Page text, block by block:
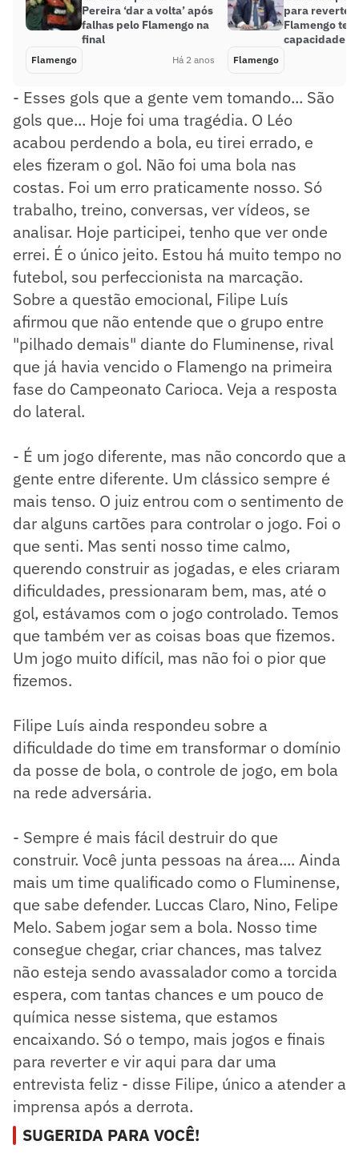
Pereira ‘dar a volta’ após
falhas pelo Flamengo na
final
Flamengo Há 2 anos
para reverter:
Flamengo
capacidade
Flamengo
- Esses gols que a gente vem tomando... São
gols que... Hoje foi uma tragédia. O Léo
acabou perdendo a bola, eu tirei errado, e
eles fizeram o gol. Não foi uma bola nas
costas. Foi um erro praticamente nosso. Só
trabalho, treino, conversas, ver vídeos, se
analisar. Hoje participei, tenho que ver onde
errei. É o único jeito. Estou há muito tempo no
futebol, sou perfeccionista na marcação.
Sobre a questão emocional, Filipe Luís
afirmou que não entende que o grupo entre
"pilhado demais" diante do Fluminense, rival
que já havia vencido o Flamengo na primeira
fase do Campeonato Carioca. Veja a resposta
do lateral.
- É um jogo diferente, mas não concordo que a
gente entre diferente. Um clássico sempre é
mais tenso. O juiz entrou com o sentimento de
dar alguns cartões para controlar o jogo. Foi o
que senti. Mas senti nosso time calmo,
querendo construir as jogadas, e eles criaram
dificuldades, pressionaram bem, mas, até o
gol, estávamos com o jogo controlado. Temos
que também ver as coisas boas que fizemos.
Um jogo muito difícil, mas não foi o pior que
fizemos.
Filipe Luís ainda respondeu sobre a
dificuldade do time em transformar o domínio
da posse de bola, o controle de jogo, em bola
na rede adversária.
- Sempre é mais fácil destruir do que
construir. Você junta pessoas na área.... Ainda
mais um time qualificado como o Fluminense,
que sabe defender. Luccas Claro, Nino, Felipe
Melo. Sabem jogar sem a bola. Nosso time
consegue chegar, criar chances, mas talvez
não esteja sendo avassalador como a torcida
espera, com tantas chances e um pouco de
química nesse sistema, que estamos
encaixando. Só o tempo, mais jogos e finais
para reverter e vir aqui para dar uma
entrevista feliz - disse Filipe, único a atender a
imprensa após a derrota.
SUGERIDA PARA VOCÊ!